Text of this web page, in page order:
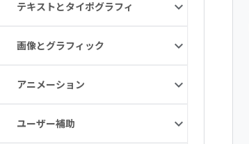
テキストとタイポグラフィ
画像とグラフィック
アニメーション
ユーザー補助